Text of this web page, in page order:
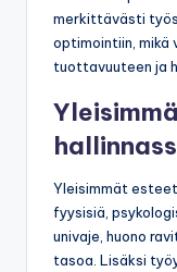
merkittävästi
optimointiin, mikä
tuottavuuteen ja
Yleisimmät
fyysisiä,
univaje, huono
tasoa. Lisäksi